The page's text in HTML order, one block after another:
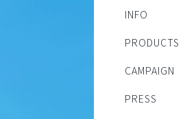
INFO
PRODUCTS
CAMPAIGN
PRESS